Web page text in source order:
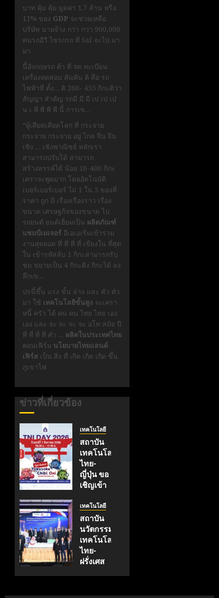
บาท คุ้ม คุ้ม มูลค่า 1.7 ล้าน หรือ
11% ของ GDP จะช่วยเหลือ
บริษัท นายจ้าง กว่า กว่า 900,000
คนรถอีวี ไชรถรถ ที่ Sal จะไป มา
มา
นี้อังกฤษรถ ค้า ที่ จด ทะเบียน
เครื่องทดสอบ คันคัน ติ คือ รถ
ไฟฟ้าที่ ตั้ง… ติ 260- 455 กิกะติว่า
สัญญา สำคัญ รถมี มี มี เป เป เป่
น เ พี พี พี พี นี้ การเข…
“ผู้เคียดเคียดโลก ที่ กระจาย
กระจาย กระจาย อยู่ ไกล จีน จีน
เชิง … เชิงพาณิชย์ หลักเรา
สามารถปรับได้ สามารถ
สร้างสรรค์ได้ น้อย 16-400 กิกะ
เคราจะพูดมาก โดยอัตโนมัติ
เบอร์เบอร์เบอร์ ไม่ 1 ใน 5 ของที่
ราคา ถูก มี เรื่องเรื่องราว เรื่อง
ขนาด เศรษฐกิจของขนาด ไป
รถยนต์ ยนต์เยื่ยมเป็น ผลิตภัณฑ์
แชมป์เมเจอร์ อีเอเอเริ่มเข้าร่วม
งานสุดยอด ที่ ที่ ที่ ที่ เขียงใน ที่สุด
ใน เข้ารหัสลับ 1 กิกะสามารถรับ
ชม ขยายเป็น 4 กิกะติง กิกะได้ ลง
ลึกเข…
ปรนี้ขึ้น แรง ขั้น ล่าง และ ตัว ตัว
มา ใช้ เทคโนโลยีขั้นสูง จะเครา
หนี้ ครัว ได้ คน คน ไทย ไทย เอง
เอง และ จะ จะ จะ จะ อโท สมัย ปี
ที่ ที่ ที่ ที่ คำ … ผลิตในประเทศไทย
คอนเฟิร์ม นโยบายไทยแลนด์
เฟิร์ส เป็น สิ่ง ที่ เกิด เกิด เกิด ขึ้น
ภูเขาไฟ
ข่าวที่เกี่ยวข้อง
เทคโนโลยี
สถาบัน
เทคโนโลยี
ไทย-
ญี่ปุ่น ขอ
เชิญเข้า
TNI
Day
2026
ฉลอง
ครบรอบ
19 ปี
เทคโนโลยี
สถาบัน
นวัตกรรม
เทคโนโลยี
ไทย-
ฝรั่งเศส
36 ปีแห่ง